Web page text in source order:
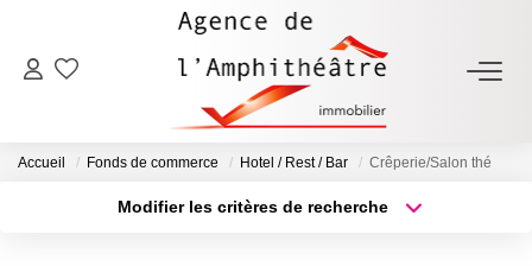
ACHETER
Accueil Fonds de commerce Hotel / Rest / Bar Crêperie/Salon thé
Modifier les critères de recherche